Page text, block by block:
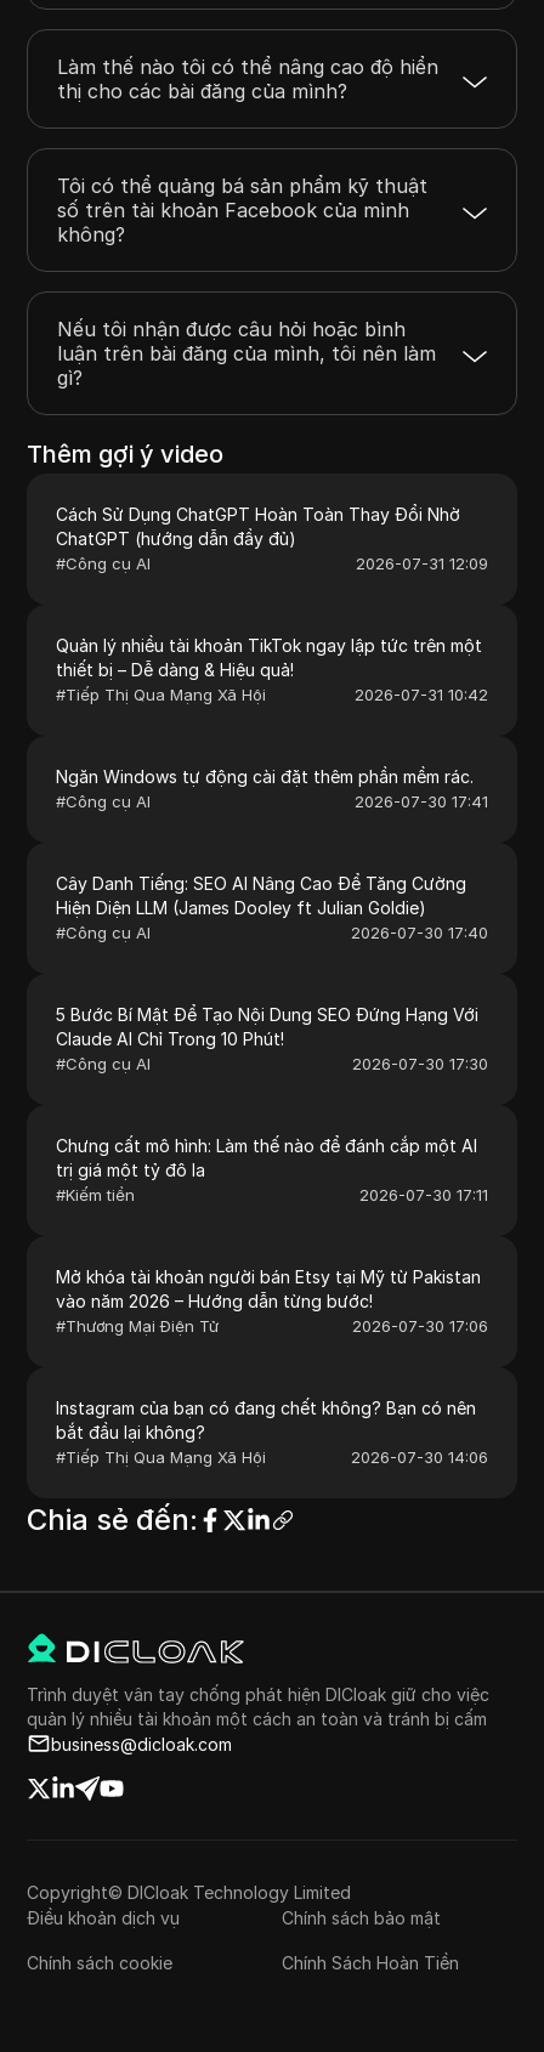
Làm thế nào tôi có thể nâng cao độ hiển
thị cho các bài đăng của mình?
Tôi có thể quảng bá sản phẩm kỹ thuật
số trên tài khoản Facebook của mình
không?
Nếu tôi nhận được câu hỏi hoặc bình
luận trên bài đăng của mình, tôi nên làm
gì?
Thêm gợi ý video
Cách Sử Dụng ChatGPT Hoàn Toàn Thay Đổi Nhờ
ChatGPT (hướng dẫn đầy đủ)
#Công cụ AI 2026-07-31 12:09
Quản lý nhiều tài khoản TikTok ngay lập tức trên một
thiết bị – Dễ dàng & Hiệu quả!
#Tiếp Thị Qua Mạng Xã Hội 2026-07-31 10:42
Ngăn Windows tự động cài đặt thêm phần mềm rác.
#Công cụ AI 2026-07-30 17:41
Cây Danh Tiếng: SEO AI Nâng Cao Để Tăng Cường
Hiện Diện LLM (James Dooley ft Julian Goldie)
#Công cụ AI 2026-07-30 17:40
5 Bước Bí Mật Để Tạo Nội Dung SEO Đứng Hạng Với
Claude AI Chỉ Trong 10 Phút!
#Công cụ AI 2026-07-30 17:30
Chưng cất mô hình: Làm thế nào để đánh cắp một AI
trị giá một tỷ đô la
#Kiếm tiền 2026-07-30 17:11
Mở khóa tài khoản người bán Etsy tại Mỹ từ Pakistan
vào năm 2026 – Hướng dẫn từng bước!
#Thương Mại Điện Tử 2026-07-30 17:06
Instagram của bạn có đang chết không? Bạn có nên
bắt đầu lại không?
#Tiếp Thị Qua Mạng Xã Hội 2026-07-30 14:06
Chia sẻ đến:
Trình duyệt vân tay chống phát hiện DICloak giữ cho việc
quản lý nhiều tài khoản một cách an toàn và tránh bị cấm
business@dicloak.com
Copyright© DICloak Technology Limited
Điều khoản dịch vụ
Chính sách bảo mật
Chính sách cookie Chính Sách Hoàn Tiền